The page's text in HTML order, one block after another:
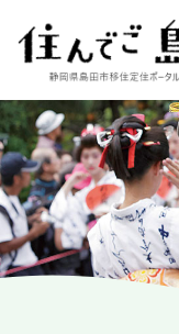
島田について